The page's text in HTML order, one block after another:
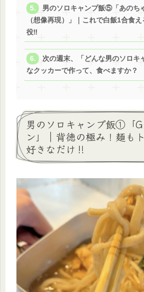
男のソロキャンプ飯⑤「あのち
（想像再現）」｜これで白飯1合食
役‼
次の週末、「どんな男のソロキ
なクッカーで作って、食べますか？
男のソロキャンプ飯①「G
ン」｜背徳の極み！麺も
好きなだけ‼